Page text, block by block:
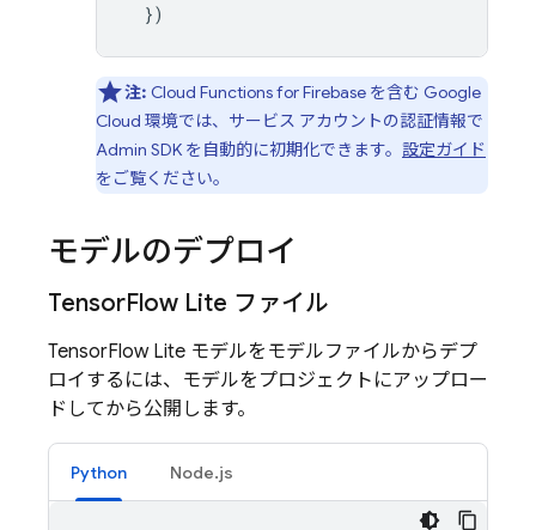
})
注: Cloud Functions for Firebaseを含む Google
Cloud 環境では、サービス アカウントの認証情報で
Admin SDK を自動的に初期化できます。 設定ガイド
をご覧ください。
モデルのデプロイ
TensorFlow Lite ファイル
TensorFlow Lite モデルをモデルファイルからデプ
ロイするには、モデルをプロジェクトにアップロー
ドしてから公開します。
Python Node.js